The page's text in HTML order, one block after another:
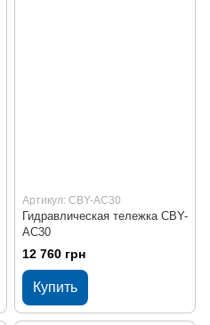
Артикул: CBY-AC30
Гидравлическая тележка CBY-
AC30
12 760 грн
Купить